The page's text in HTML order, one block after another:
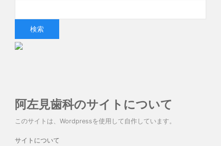
阿左見歯科のサイトについて
このサイトは、Wordpressを使用して自作しています。
サイトについて